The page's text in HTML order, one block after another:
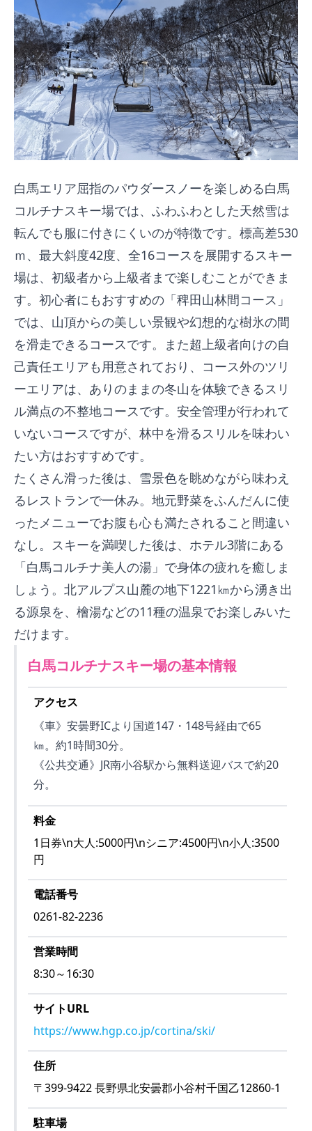
白馬エリア屈指のパウダースノーを楽しめる白馬
コルチナスキー場では、ふわふわとした天然雪は
転んでも服に付きにくいのが特徴です。標高差530
ｍ、最大斜度42度、全16コースを展開するスキー
場は、初級者から上級者まで楽しむことができま
す。初心者にもおすすめの「稗田山林間コース」
では、山頂からの美しい景観や幻想的な樹氷の間
を滑走できるコースです。また超上級者向けの自
己責任エリアも用意されており、コース外のツリ
ーエリアは、ありのままの冬山を体験できるスリ
ル満点の不整地コースです。安全管理が行われて
いないコースですが、林中を滑るスリルを味わい
たい方はおすすめです。
たくさん滑った後は、雪景色を眺めながら味わえ
るレストランで一休み。地元野菜をふんだんに使
ったメニューでお腹も心も満たされること間違い
なし。スキーを満喫した後は、ホテル3階にある
「白馬コルチナ美人の湯」で身体の疲れを癒しま
しょう。北アルプス山麓の地下1221㎞から湧き出
る源泉を、檜湯などの11種の温泉でお楽しみいた
だけます。
白馬コルチナスキー場の基本情報
アクセス
《車》安曇野ICより国道147・148号経由で65
㎞。約1時間30分。
《公共交通》JR南小谷駅から無料送迎バスで約20
分。
料金
1日券\n大人:5000円\nシニア:4500円\n小人:3500
円
電話番号
0261-82-2236
営業時間
8:30～16:30
サイトURL
https://www.hgp.co.jp/cortina/ski/
住所
〒399-9422長野県北安曇郡小谷村千国乙12860-1
駐車場